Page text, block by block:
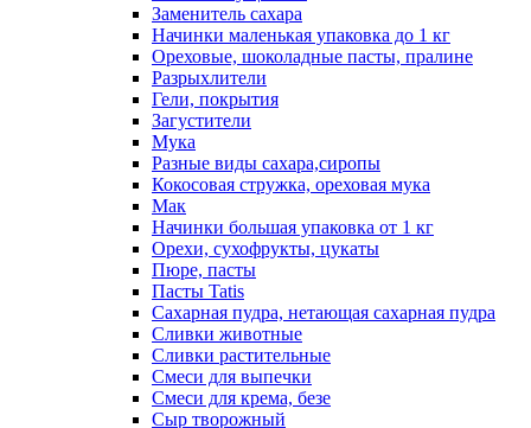
Заменитель сахара
Начинки маленькая упаковка до 1 кг
Ореховые, шоколадные пасты, пралине
Разрыхлители
Гели, покрытия
Загустители
Мука
Разные виды сахара,сиропы
Кокосовая стружка, ореховая мука
Мак
Начинки большая упаковка от 1 кг
Орехи, сухофрукты, цукаты
Пюре, пасты
Пасты Tatis
Сахарная пудра, нетающая сахарная пудра
Сливки животные
Сливки растительные
Смеси для выпечки
Смеси для крема, безе
Сыр творожный